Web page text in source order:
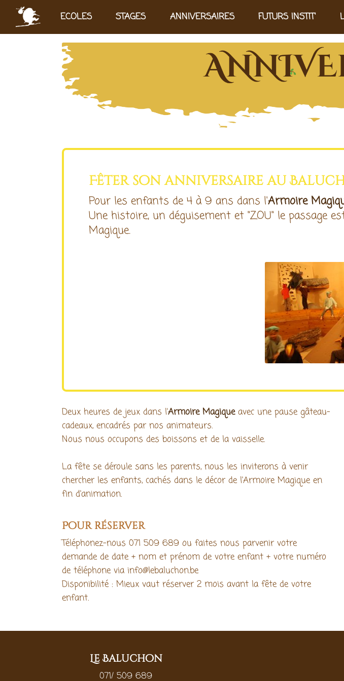
Aller au contenu principal
ECOLES STAGES ANNIVERSAIRES FUTURS INSTIT'
Fêter son anniversaire au
Pour les enfants de 4 à 9 ans dans l'Armoire
Une histoire, un déguisement et "ZOU" le passage
Magique.
Deux heures de jeux dans l'Armoire Magiqueavec une pause gâteau-
cadeaux, encadrés par nos animateurs.
Nous nous occupons des boissons et de la vaisselle.
La fête se déroule sans les parents, nous les inviterons à venir
chercher les enfants, cachés dans le décor de l'Armoire Magique en
fin d'animation.
Pour réserver
Téléphonez-nous 071 509 689 ou faites nous parvenir votre
demande de date + nom et prénom de votre enfant + votre numéro
de téléphone via info@lebaluchon.be
Disponibilité : Mieux vaut réserver 2 mois avant la fête de votre
enfant.
Le Baluchon
071/ 509 689